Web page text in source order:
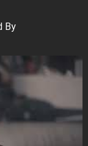
By